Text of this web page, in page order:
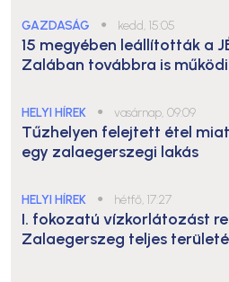
GAZDASÁG ● kedd, 15:05
15 megyében leállították a
Zalában továbbra is
HELYI HÍREK ● vasárnap, 09:09
Tűzhelyen felejtett étel
egy zalaegerszegi lakás
HELYI HÍREK ● hétfő, 17:27
I. fokozatú vízkorlátozást
Zalaegerszeg teljes